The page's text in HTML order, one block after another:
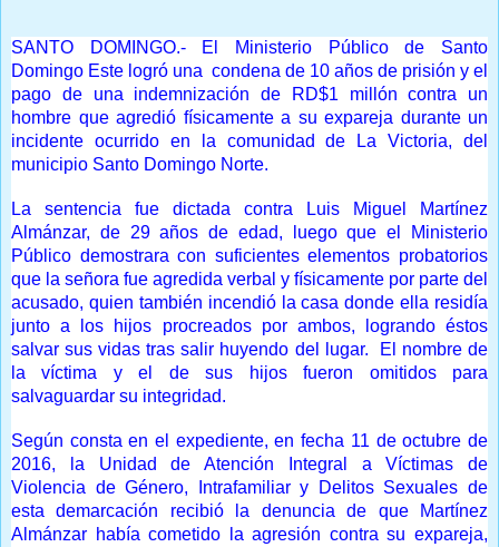
SANTO DOMINGO.- El Ministerio Público de Santo
Domingo Este logró una condena de 10 años de prisión y el
pago de una indemnización de RD$1 millón contra un
hombre que agredió físicamente a su expareja durante un
incidente ocurrido en la comunidad de La Victoria, del
municipio Santo Domingo Norte.
La sentencia fue dictada contra Luis Miguel Martínez
Almánzar, de 29 años de edad, luego que el Ministerio
Público demostrara con suficientes elementos probatorios
que la señora fue agredida verbal y físicamente por parte del
acusado, quien también incendió la casa donde ella residía
junto a los hijos procreados por ambos, logrando éstos
salvar sus vidas tras salir huyendo del lugar. El nombre de
la víctima y el de sus hijos fueron omitidos para
salvaguardar su integridad.
Según consta en el expediente, en fecha 11 de octubre de
2016, la Unidad de Atención Integral a Víctimas de
Violencia de Género, Intrafamiliar y Delitos Sexuales de
esta demarcación recibió la denuncia de que Martínez
Almánzar había cometido la agresión contra su expareja,